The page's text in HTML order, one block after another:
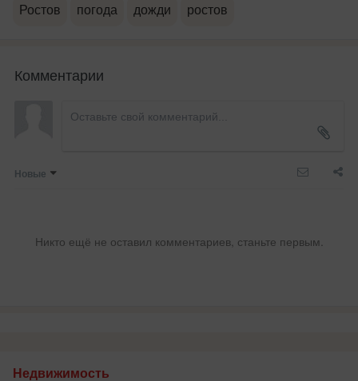
Ростов погода дожди ростов
Комментарии
Новые
Никто ещё не оставил комментариев, станьте первым.
Недвижимость